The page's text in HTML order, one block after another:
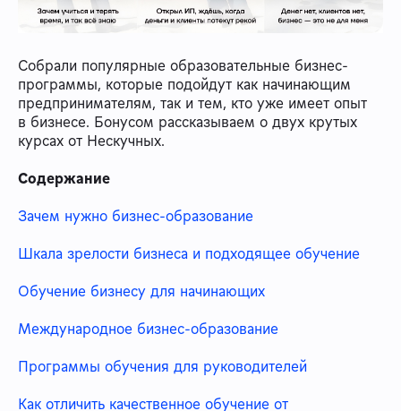
Собрали популярные образовательные бизнес-
программы, которые подойдут как начинающим
предпринимателям, так и тем, кто уже имеет опыт
в бизнесе. Бонусом рассказываем о двух крутых
курсах от Нескучных.
Содержание
Зачем нужно бизнес-образование
Шкала зрелости бизнеса и подходящее обучение
Обучение бизнесу для начинающих
Международное бизнес-образование
Программы обучения для руководителей
Как отличить качественное обучение от